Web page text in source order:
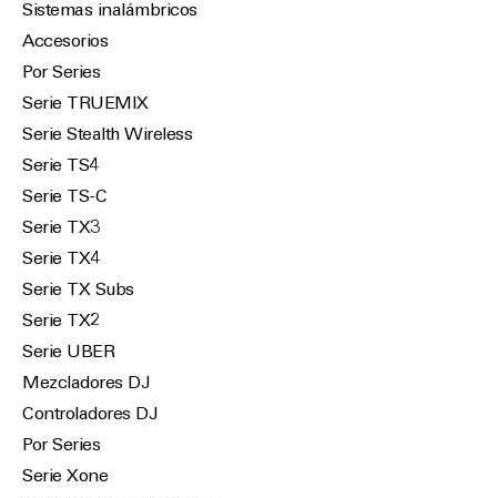
Sistemas inalámbricos
Accesorios
Por Series
Serie TRUEMIX
Serie Stealth Wireless
Serie TS4
Serie TS-C
Serie TX3
Serie TX4
Serie TX Subs
Serie TX2
Serie UBER
Mezcladores DJ
Controladores DJ
Por Series
Serie Xone